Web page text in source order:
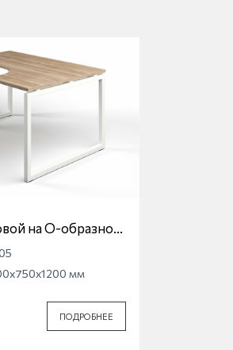
на О-образной
Магна МСУ-05
мм
ПОДРОБНЕЕ